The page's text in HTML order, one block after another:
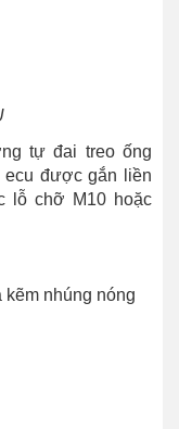
tự đai treo ống
được gắn liền
lỗ chỡ M10 hoặc
kẽm nhúng nóng